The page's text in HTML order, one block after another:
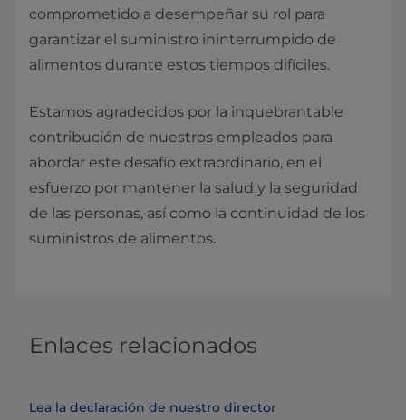
comprometido a desempeñar su rol para
garantizar el suministro ininterrumpido de
alimentos durante estos tiempos difíciles.
Estamos agradecidos por la inquebrantable
contribución de nuestros empleados para
abordar este desafío extraordinario, en el
esfuerzo por mantener la salud y la seguridad
de las personas, así como la continuidad de los
suministros de alimentos.​
Enlaces relacionados
Lea la declaración de nuestro director